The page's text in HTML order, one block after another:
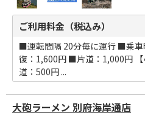
ご利用料金（税込み）
■運転間隔 20分毎に運行 ■乗
復：1,600円 ■片道：1,000円
道：500円 ...
大砲ラーメン 別府海岸通店